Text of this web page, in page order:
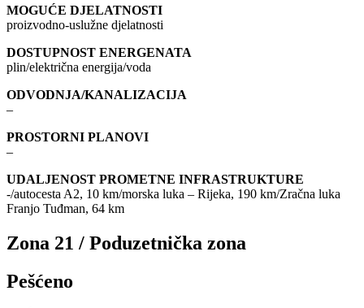
MOGUĆE DJELATNOSTI
proizvodno-uslužne djelatnosti
DOSTUPNOST ENERGENATA
plin/električna energija/voda
ODVODNJA/KANALIZACIJA
–
PROSTORNI PLANOVI
–
UDALJENOST PROMETNE INFRASTRUKTURE
-/autocesta A2, 10 km/morska luka – Rijeka, 190 km/Zračna luka
Franjo Tuđman, 64 km
Zona 21 / Poduzetnička zona
Pešćeno